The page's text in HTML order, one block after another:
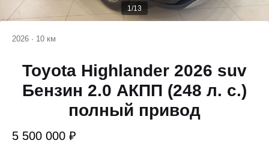
1/13
2026 · 10 км
Toyota Highlander 2026 suv
Бензин 2.0 АКПП (248 л. с.)
полный привод
5 500 000 ₽